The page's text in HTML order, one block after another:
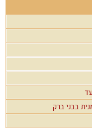
בבני ברק